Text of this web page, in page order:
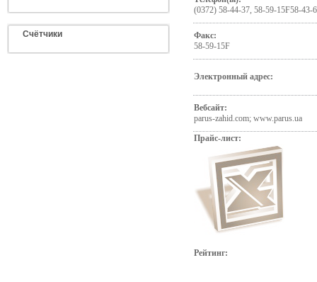
Счётчики
(0372) 58-44-37, 58-59-15F58-43-
Факс:
58-59-15F
Электронный адрес:
Вебсайт:
parus-zahid.com; www.parus.ua
Прайс-лист:
Рейтинг: